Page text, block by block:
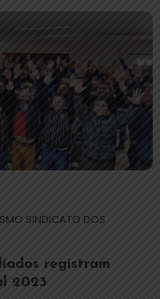
SINDICATO DOS
registram
2023